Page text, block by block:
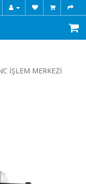
İŞLEM MERKEZİ